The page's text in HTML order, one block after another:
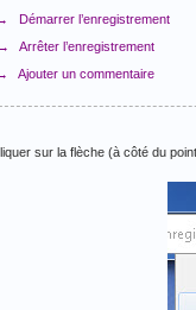
Démarrer l’enregistrement
→ Arrêter l’enregistrement
Ajouter un commentaire
sur la flèche (à côté du